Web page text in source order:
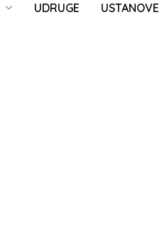
UDRUGE USTANOVE